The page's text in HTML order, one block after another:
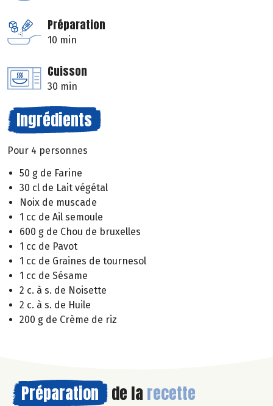
Préparation
10 min
Cuisson
30 min
Ingrédients
Pour 4 personnes
50 g de Farine
30 cl de Lait végétal
Noix de muscade
1 cc de Ail semoule
600 g de Chou de bruxelles
1 cc de Pavot
1 cc de Graines de tournesol
1 cc de Sésame
2 c. à s. de Noisette
2 c. à s. de Huile
200 g de Crème de riz
Préparation de la recette